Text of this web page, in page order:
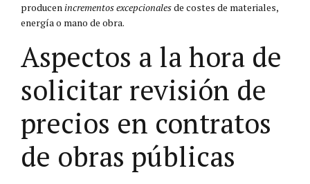
producenincrementos excepcionalesde costes de materiales,
energía o mano de obra.
Aspectos a la hora de
solicitar revisión de
precios en contratos
de obras públicas